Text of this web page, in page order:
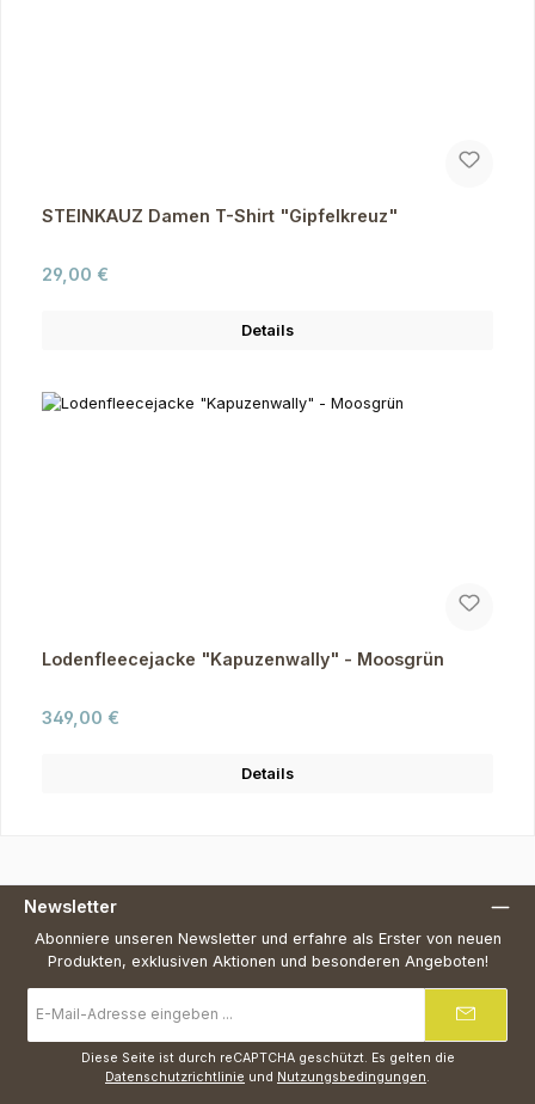
STEINKAUZ Damen T-Shirt "Gipfelkreuz"
Regulärer Preis:
29,00 €
Details
Lodenfleecejacke "Kapuzenwally" - Moosgrün
Regulärer Preis:
349,00 €
Details
Newsletter
Abonniere unseren Newsletter und erfahre als Erster von neuen
Produkten, exklusiven Aktionen und besonderen Angeboten!
Mail-
Adresse
Diese Seite ist durch reCAPTCHA geschützt. Es gelten die
Datenschutzrichtlinie und Nutzungsbedingungen.